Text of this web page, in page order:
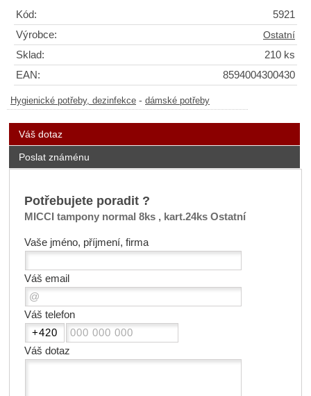
Kód:
5921
Výrobce:
Ostatní
Sklad:
210 ks
EAN:
8594004300430
Hygienické potřeby, dezinfekce - dámské potřeby
Váš dotaz
Poslat známénu
Potřebujete poradit ?
MICCI tampony normal 8ks , kart.24ks Ostatní
Vaše jméno, příjmení, firma
Váš email
Váš telefon
Váš dotaz